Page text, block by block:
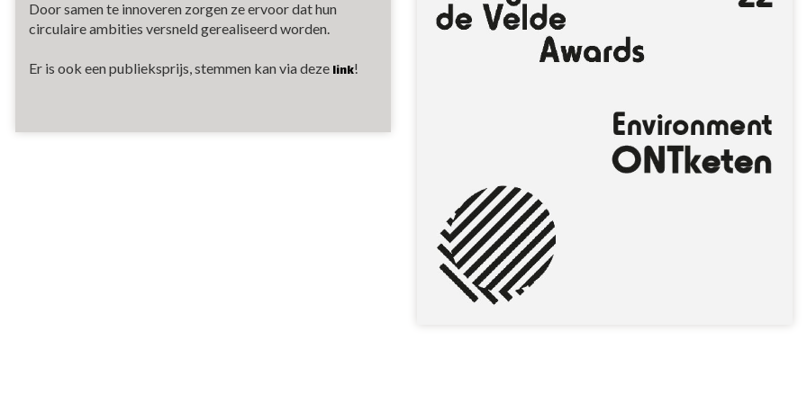
Door samen te innoveren zorgen ze ervoor dat hun
circulaire ambities versneld gerealiseerd worden.
Er is ook een publieksprijs, stemmen kan via deze link!